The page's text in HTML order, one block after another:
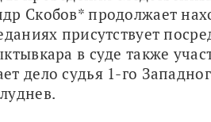
Скобов* продолжает
присутствует
в суде также
дело судья 1-го